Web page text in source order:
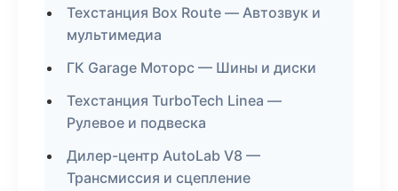
Техстанция Box Route — Автозвук и
мультимедиа
ГК Garage Моторс — Шины и диски
Техстанция TurboTech Linea —
Рулевое и подвеска
Дилер-центр AutoLab V8 —
Трансмиссия и сцепление